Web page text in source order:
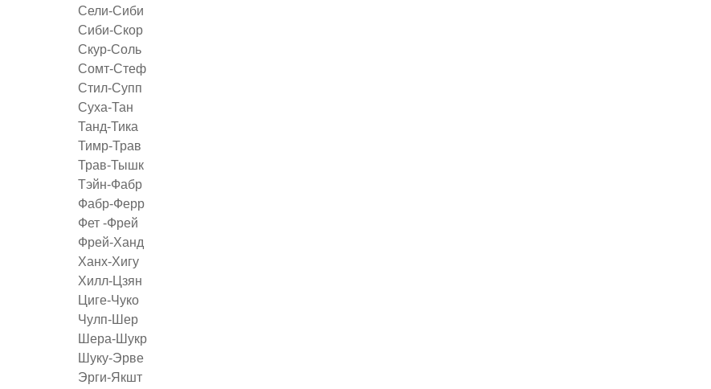
Сели-Сиби
Сиби-Скор
Скур-Соль
Сомт-Стеф
Стил-Супп
Суха-Тан
Танд-Тика
Тимр-Трав
Трав-Тышк
Тэйн-Фабр
Фабр-Ферр
Фет -Фрей
Фрей-Ханд
Ханх-Хигу
Хилл-Цзян
Циге-Чуко
Чулп-Шер
Шера-Шукр
Шуку-Эрве
Эрги-Якшт